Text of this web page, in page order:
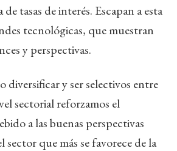
tasas de interés. Escapan a esta
tecnológicas, que muestran
y perspectivas.
diversificar y ser selectivos entre
sectorial reforzamos el
a las buenas perspectivas
sector que más se favorece de la